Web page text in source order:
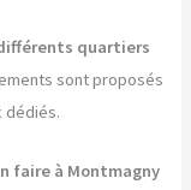
quartiers
sont proposés
dédiés.
faire à Montmagny